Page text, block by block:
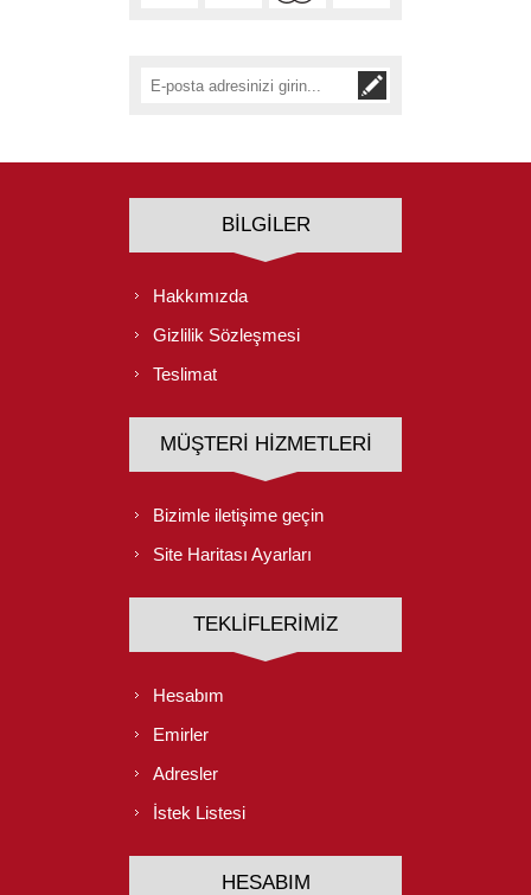
BILGILER
Hakkımızda
Gizlilik Sözleşmesi
Teslimat
MÜŞTERI HIZMETLERI
Bizimle iletişime geçin
Site Haritası Ayarları
TEKLIFLERIMIZ
Hesabım
Emirler
Adresler
İstek Listesi
HESABIM